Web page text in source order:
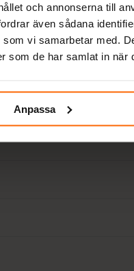
och annonserna till
även sådana
vi samarbetar med.
som de har samlat in när
Anpassa